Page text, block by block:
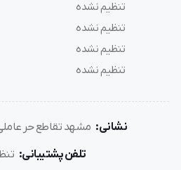
تنظیم نشده
تنظیم نشده
تنظیم نشده
تنظیم نشده
نشانی: مشهد تقاطع حر
تلفن پشتیبانی: